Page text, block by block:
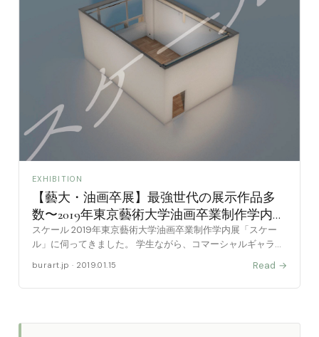
EXHIBITION
【藝大・油画卒展】最強世代の展示作品多
数〜2019年東京藝術大学油画卒業制作学内展
「スケール」
スケール 2019年東京藝術大学油画卒業制作学内展「スケー
ル」に伺ってきました。 学生ながら、コマーシャルギャラリ
ルの高い学年です。 力作揃いの素晴らしい卒展になって [……
burart.jp · 2019.01.15 Read →